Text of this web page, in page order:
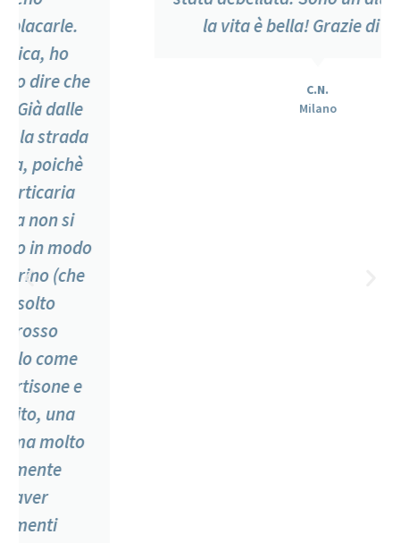
la vita è bella! Grazie di cuore.